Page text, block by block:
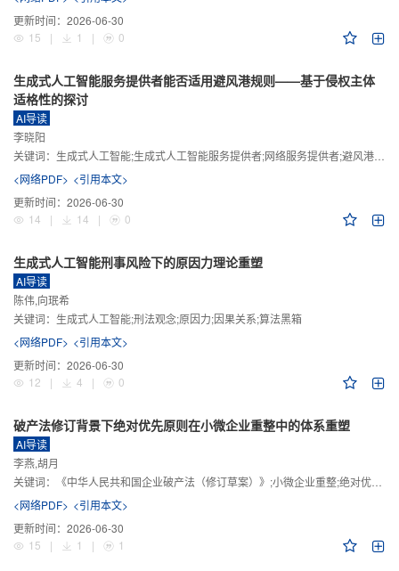
更新时间： 2026-06-30
15
| 1 | 0
生成式人工智能服务提供者能否适用避风港规则——基于侵权主体
适格性的探讨
AI导读
李晓阳
关键词： 生成式人工智能;生成式人工智能服务提供者;网络服务提供者;避风港规则;版权责任
<网络PDF> <引用本文>
更新时间： 2026-06-30
14
| 14 | 0
生成式人工智能刑事风险下的原因力理论重塑
AI导读
陈伟,向珉希
关键词： 生成式人工智能;刑法观念;原因力;因果关系;算法黑箱
<网络PDF> <引用本文>
更新时间： 2026-06-30
12
| 4 | 0
破产法修订背景下绝对优先原则在小微企业重整中的体系重塑
AI导读
李燕,胡月
关键词：
《中华人民共和国企业破产法（修订草案）》;小微企业重整;绝对优先原则;股东权益保留;预期可支配收入标准
<网络PDF> <引用本文>
更新时间： 2026-06-30
15
| 1 | 1